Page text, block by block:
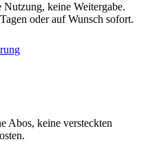
keine Weitergabe.
oder auf Wunsch sofort.
Abos, keine versteckten